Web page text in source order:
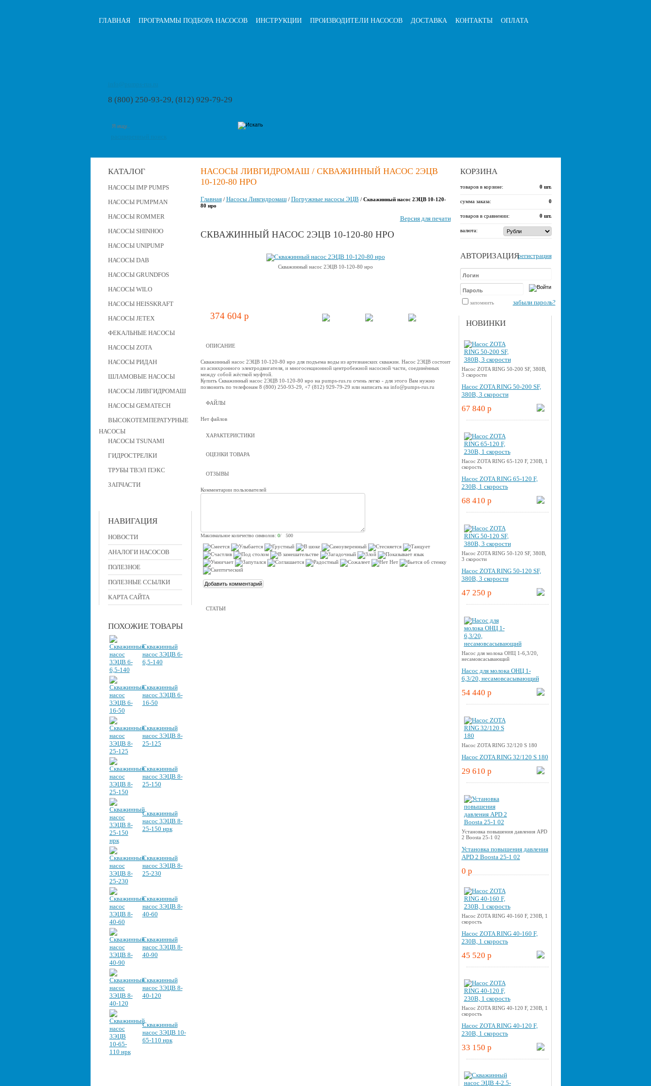
ГЛАВНАЯ ПРОГРАММЫ ПОДБОРА НАСОСОВ ИНСТРУКЦИИ ПРОИЗВОДИТЕЛИ НАСОСОВ ДОСТАВКА КОНТАКТЫ ОПЛАТА
8 (800) 250-93-29, (812) 929-79-29
КАТАЛОГ
НАСОСЫ IMP PUMPS
НАСОСЫ PUMPMAN
НАСОСЫ ROMMER
НАСОСЫ SHINHOO
НАСОСЫ UNIPUMP
НАСОСЫ DAB
НАСОСЫ GRUNDFOS
НАСОСЫ WILO
НАСОСЫ HEISSKRAFT
НАСОСЫ JETEX
ФЕКАЛЬНЫЕ НАСОСЫ
НАСОСЫ ZOTA
НАСОСЫ РИДАН
ШЛАМОВЫЕ НАСОСЫ
НАСОСЫ ЛИВГИДРОМАШ
НАСОСЫ GEMATECH
ВЫСОКОТЕМПЕРАТУРНЫЕ
НАСОСЫ
НАСОСЫ TSUNAMI
ГИДРОСТРЕЛКИ
ТРУБЫ ТВЭЛ ПЭКС
ЗАПЧАСТИ
НАВИГАЦИЯ
НОВОСТИ
АНАЛОГИ НАСОСОВ
ПОЛЕЗНОЕ
ПОЛЕЗНЫЕ ССЫЛКИ
КАРТА САЙТА
ПОХОЖИЕ ТОВАРЫ
Скважинный
насос 3ЭЦВ 6-
6,5-140
Скважинный
насос 3ЭЦВ 6-
16-50
Скважинный
насос 3ЭЦВ 8-
25-125
Скважинный
насос 3ЭЦВ 8-
25-150
Скважинный
насос 3ЭЦВ 8-
25-150 нрк
Скважинный
насос 3ЭЦВ 8-
25-230
Скважинный
насос 3ЭЦВ 8-
40-60
Скважинный
насос 3ЭЦВ 8-
40-90
Скважинный
насос 3ЭЦВ 8-
40-120
Скважинный
насос 3ЭЦВ 10-
65-110 нрк
КОРЗИНА
товаров в корзине: 0 шт.
сумма заказа: 0
товаров в сравнении: 0 шт.
валюта:
АВТОРИЗАЦИЯрегистрация
запомнить забыли пароль?
НОВИНКИ
Насос ZOTA RING 50-200 SF, 380В,
3 скорости
Насос ZOTA RING 50-200 SF,
380В, 3 скорости
67 840 p
Насос ZOTA RING 65-120 F, 230В, 1
скорость
Насос ZOTA RING 65-120 F,
230В, 1 скорость
68 410 p
Насос ZOTA RING 50-120 SF, 380В,
3 скорости
Насос ZOTA RING 50-120 SF,
380В, 3 скорости
47 250 p
Насос для молока ОНЦ 1-6,3/20,
несамовсасывающий
Насос для молока ОНЦ 1-
6,3/20, несамовсасывающий
54 440 p
Насос ZOTA RING 32/120 S 180
Насос ZOTA RING 32/120 S 180
29 610 p
Установка повышения давления APD
2 Boosta 25-1 02
Установка повышения давления
APD 2 Boosta 25-1 02
0 p
Насос ZOTA RING 40-160 F, 230В, 1
скорость
Насос ZOTA RING 40-160 F,
230В, 1 скорость
45 520 p
Насос ZOTA RING 40-120 F, 230В, 1
скорость
Насос ZOTA RING 40-120 F,
230В, 1 скорость
33 150 p
НАСОСЫ ЛИВГИДРОМАШ / СКВАЖИННЫЙ НАСОС 2ЭЦВ
10-120-80 НРО
Главная/ Насосы Ливгидромаш/ Погружные насосы ЭЦВ / Скважинный насос 2ЭЦВ 10-120-
80 нро
Версия для печати
СКВАЖИННЫЙ НАСОС 2ЭЦВ 10-120-80 НРО
Скважинный насос 2ЭЦВ 10-120-80 нро
374 604 p
ОПИСАНИЕ
Скважинный насос 2ЭЦВ 10-120-80 нро для подъема воды из артезианских скважин. Насос 2ЭЦВ состоит
из асинхронного электродвигателя, и многосекционной центробежной наcосной части, соединённых
между собой жёсткой муфтой.
Купить Скважинный насос 2ЭЦВ 10-120-80 нро на pumps-rus.ru очень легко - для этого Вам нужно
позвонить по телефонам 8 (800) 250-93-29, +7 (812) 929-79-29 или написать на info@pumps-rus.ru
ФАЙЛЫ
Нет файлов
ХАРАКТЕРИСТИКИ
ОЦЕНКИ ТОВАРА
ОТЗЫВЫ
Комментарии пользователей
Максимальное количество символов: 0/ 500
СТАТЬИ